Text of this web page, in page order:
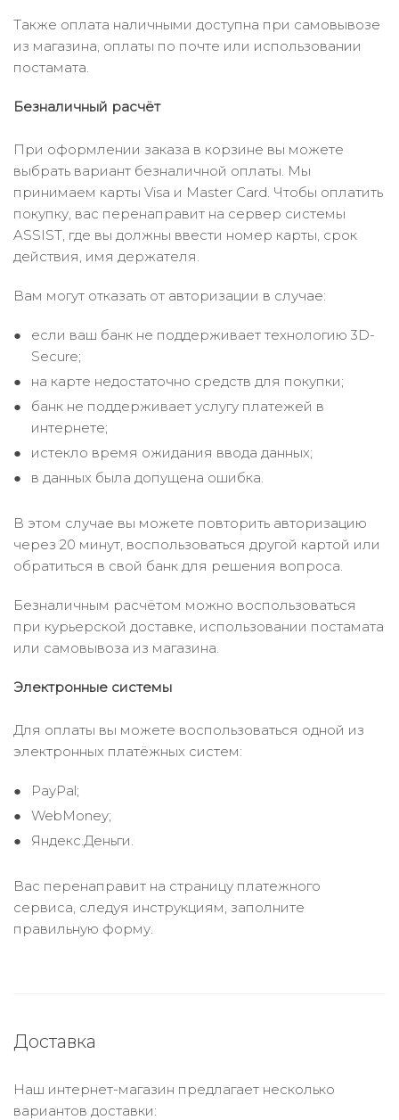
Также оплата наличными доступна при самовывозе
из магазина, оплаты по почте или использовании
постамата.
Безналичный расчёт
При оформлении заказа в корзине вы можете
выбрать вариант безналичной оплаты. Мы
принимаем карты Visa и Master Card. Чтобы оплатить
покупку, вас перенаправит на сервер системы
ASSIST, где вы должны ввести номер карты, срок
действия, имя держателя.
Вам могут отказать от авторизации в случае:
если ваш банк не поддерживает технологию 3D-
Secure;
на карте недостаточно средств для покупки;
банк не поддерживает услугу платежей в
интернете;
истекло время ожидания ввода данных;
в данных была допущена ошибка.
В этом случае вы можете повторить авторизацию
через 20 минут, воспользоваться другой картой или
обратиться в свой банк для решения вопроса.
Безналичным расчётом можно воспользоваться
при курьерской доставке, использовании постамата
или самовывоза из магазина.
Электронные системы
Для оплаты вы можете воспользоваться одной из
электронных платёжных систем:
PayPal;
WebMoney;
Яндекс.Деньги.
Вас перенаправит на страницу платежного
сервиса, следуя инструкциям, заполните
правильную форму.
Доставка
Наш интернет-магазин предлагает несколько
вариантов доставки: